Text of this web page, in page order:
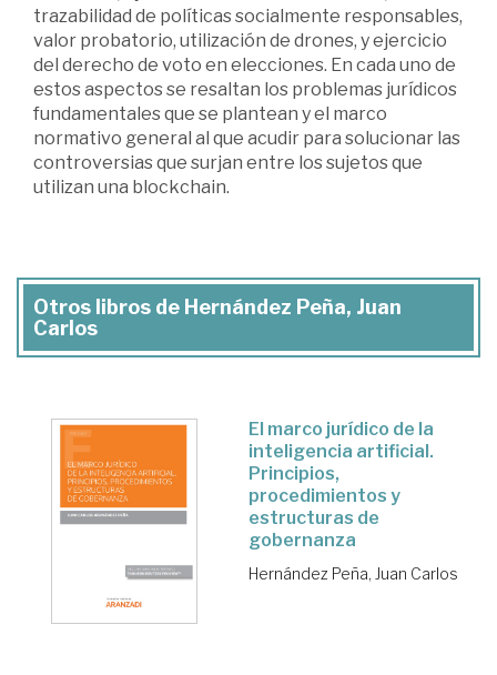
trazabilidad de políticas socialmente responsables,
valor probatorio, utilización de drones, y ejercicio
del derecho de voto en elecciones. En cada uno de
estos aspectos se resaltan los problemas jurídicos
fundamentales que se plantean y el marco
normativo general al que acudir para solucionar las
controversias que surjan entre los sujetos que
utilizan una blockchain.
Otros libros de Hernández Peña, Juan
Carlos
El marco jurídico de la
inteligencia artificial.
Principios,
procedimientos y
estructuras de
gobernanza
Hernández Peña, Juan Carlos